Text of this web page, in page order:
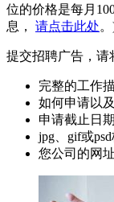
位的价格是每月
息， 请点击此处
提交招聘广告，请
完整的工作
如何申请以
申请截止日期
jpg、gif或
您公司的网址